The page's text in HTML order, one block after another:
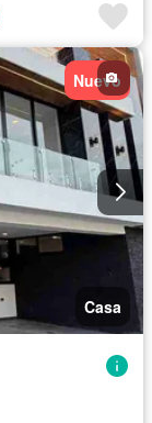
Nuevo
Casa